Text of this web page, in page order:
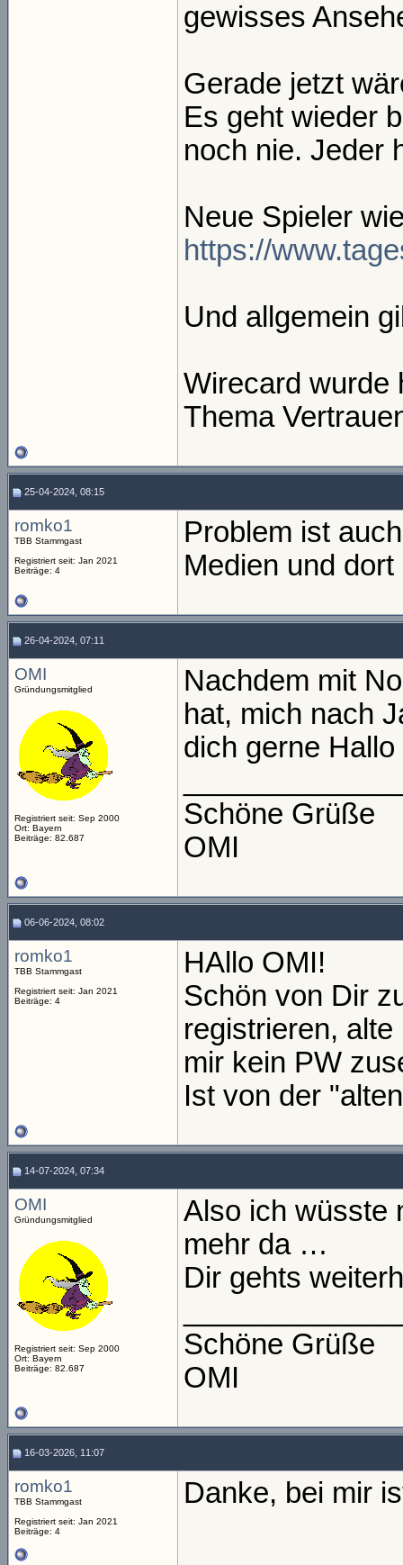
gewisses
Gerade jetzt
Es geht wieder
noch nie. Jeder
Neue Spieler
https://
Und allgemein
Wirecard wurde
Thema
25-04-2024, 08:15
romko1
TBB Stammgast
Registriert seit: Jan 2021
Beiträge: 4
Problem ist
Medien und
26-04-2024, 07:11
OMI
Gründungsmitglied
Registriert seit: Sep 2000
Ort: Bayern
Beiträge: 82.687
Nachdem mit
hat, mich nach
dich gerne
Schöne Grüße
OMI
06-06-2024, 08:02
romko1
TBB Stammgast
Registriert seit: Jan 2021
Beiträge: 4
HAllo OMI!
Schön von Dir
registrieren,
mir kein PW
Ist von der
14-07-2024, 07:34
OMI
Gründungsmitglied
Registriert seit: Sep 2000
Ort: Bayern
Beiträge: 82.687
Also ich wüsste
mehr da …
Dir gehts
Schöne Grüße
OMI
16-03-2026, 11:07
romko1
TBB Stammgast
Registriert seit: Jan 2021
Beiträge: 4
Danke, bei mir